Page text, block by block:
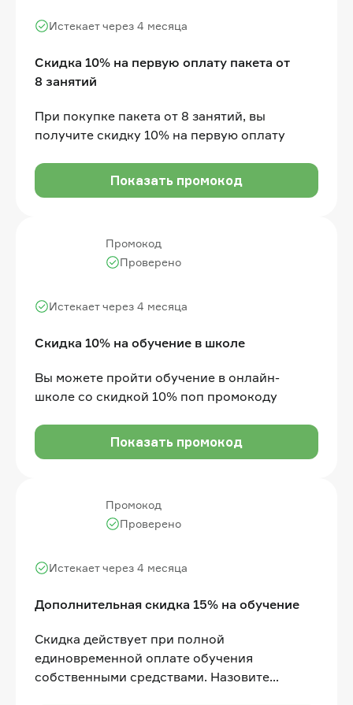
Скидка 10% на первую оплату пакета от
8 занятий
Истекает через 4 месяца
При покупке пакета от 8 занятий, вы
получите скидку 10% на первую оплату
Показать промокод
Промокод
Скидка 10% на обучение в школе
Истекает через 4 месяца
Проверено
Вы можете пройти обучение в онлайн-
школе со скидкой 10% поп промокоду
Показать промокод
Промокод
Дополнительная скидка 15% на обучение
Истекает через 4 месяца
Проверено
Скидка действует при полной
единовременной оплате обучения
собственными средствами. Назовите